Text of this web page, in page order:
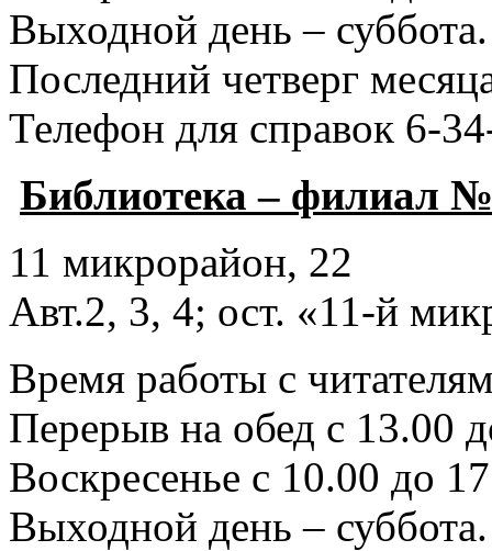
Выходной день – суббота.
Последний четверг
Телефон для справок 6-
Библиотека – филиал
11 микрорайон, 22
Авт.2, 3, 4; ост. «11-й
Время работы с
Перерыв на обед с 13.00
Воскресенье с 10.00 до
Выходной день – суббота.